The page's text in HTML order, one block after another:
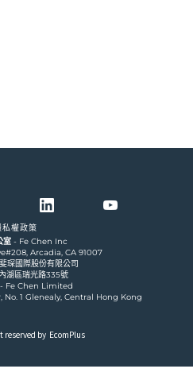
私權政策
室- Fe Chen Inc
Arcadia, CA 91007
琛國際股份有限公司
湖區瑞光路335號
- Fe Chen Limited
No. 1 Glenealy, Central Hong Kong
by EcomPlus